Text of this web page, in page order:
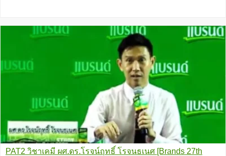
PAT2 วิชาเคมี ผศ.ดร.โรจน์ฤทธิ์ โรจนธเนศ [Brands 27th